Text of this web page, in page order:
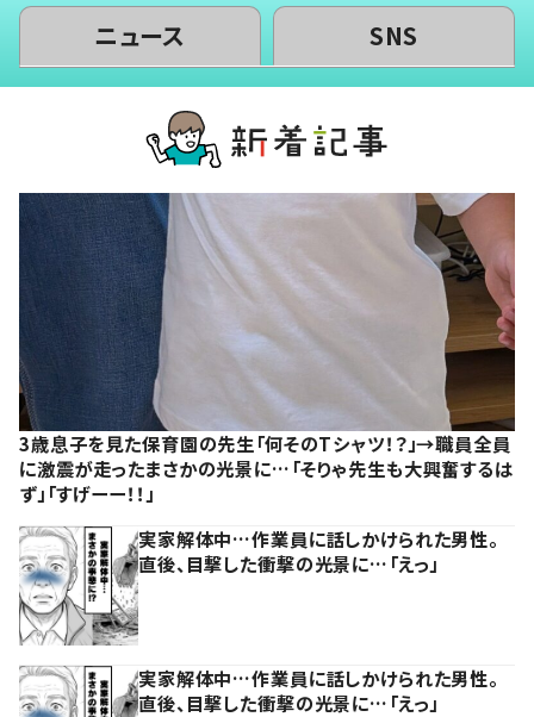
ニュース SNS
3歳息子を見た保育園の先生「何そのTシャツ！？」→職員全員
に激震が走ったまさかの光景に…「そりゃ先生も大興奮するは
ず」「すげーー！！」
実家解体中…作業員に話しかけられた男性。
直後、目撃した衝撃の光景に…「えっ」
実家解体中…作業員に話しかけられた男性。
直後、目撃した衝撃の光景に…「えっ」